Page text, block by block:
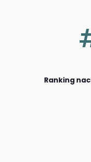
Ranking